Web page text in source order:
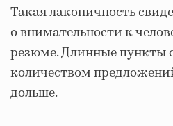
Такая лаконичность
о внимательности к
резюме. Длинные пункты
количеством
дольше.